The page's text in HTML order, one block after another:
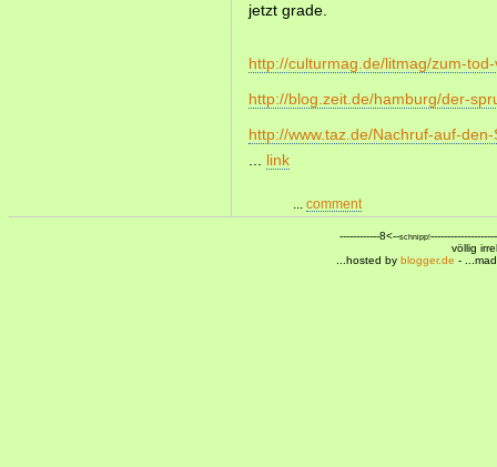
jetzt grade.
http://culturmag.de/litmag/zum-
http://blog.zeit.de/hamburg/der-
http://www.taz.de/Nachruf-auf-
link
comment
------------8<--schnipp!
völlig
...hosted by blogger.de -